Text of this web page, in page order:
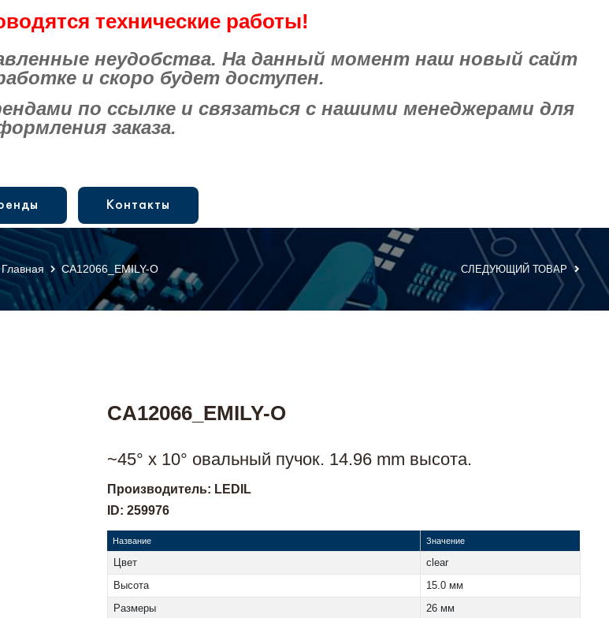
технические работы!
неудобства. На данный момент наш новый сайт
и скоро будет доступен.
по ссылке и связаться с нашими менеджерами для
заказа.
Контакты
СЛЕДУЮЩИЙ ТОВАР
Главная CA12066_EMILY-O
CA12066_EMILY-O
~45° x 10° овальный пучок. 14.96 mm высота.
Производитель: LEDIL
ID: 259976
Название Значение
Цвет
clear
Высота
15.0 мм
Размеры
26 мм